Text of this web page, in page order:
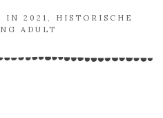
IN 2021 , HISTORISCHE
ADULT